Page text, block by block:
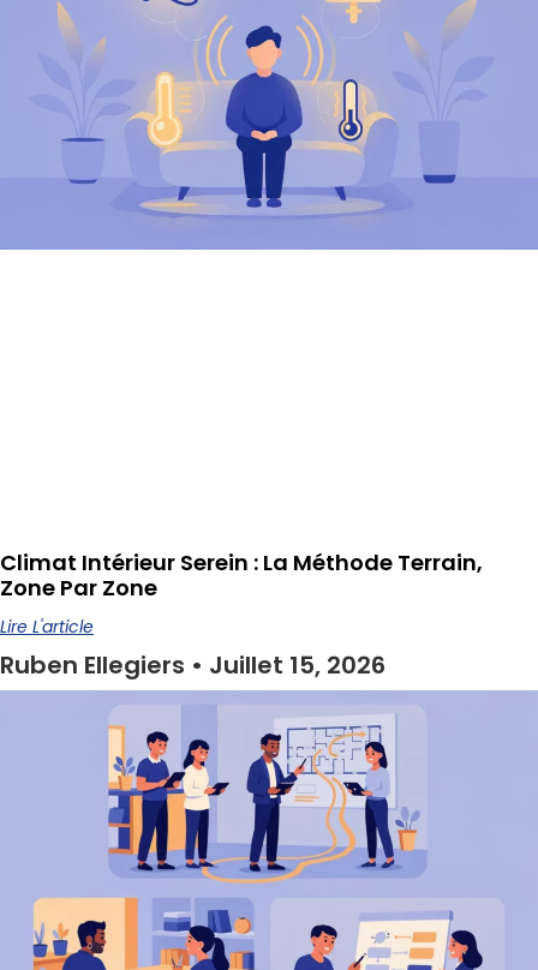
Climat Intérieur Serein : La Méthode Terrain,
Zone Par Zone
Lire L'article
Ruben Ellegiers Juillet 15, 2026